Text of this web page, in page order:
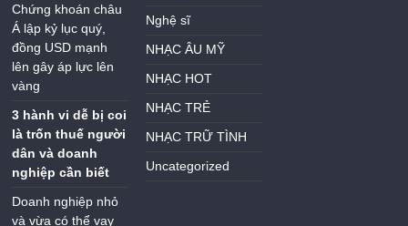
Chứng khoán châu
Á lập kỷ lục quý,
đồng USD mạnh
lên gây áp lực lên
vàng
3 hành vi dễ bị coi
là trốn thuế người
dân và doanh
nghiệp cần biết
Doanh nghiệp nhỏ
và vừa có thể vay
Nghệ sĩ
NHẠC ÂU MỸ
NHẠC HOT
NHẠC TRẺ
NHẠC TRỮ TÌNH
Uncategorized